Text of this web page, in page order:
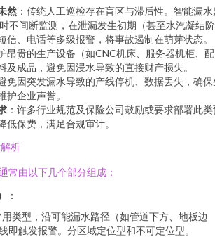
然 ：传统人工巡检存在盲区与滞后性。智能漏
不间断监测，在泄漏发生初期（甚至水汽凝结阶
信、电话等多级报警，将事故遏制在萌芽状态。
昂贵的生产设备（如CNC机床、服务器机柜、
及成品，避免因浸水导致的直接财产损失。
免因突发漏水导致的产线停机、数据丢失，确保
护企业声誉。
：许多行业规范及保险公司鼓励或要求部署此
低保费，满足合规审计。
析
常由以下几个部分组成：
：
用类型，沿可能漏水路径（如管道下方、地板边
即触发报警。分区域定位型和不可定位型。